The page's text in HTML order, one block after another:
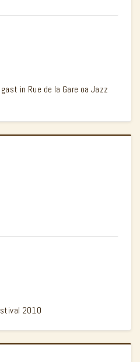
in Rue de la Gare oa Jazz
2010